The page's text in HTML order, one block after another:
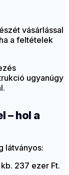
vásárlással
a feltételek
ugyanúgy
– hol a
látványos:
237 ezer Ft.